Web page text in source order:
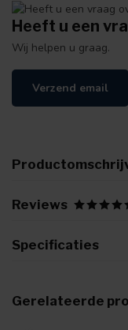
Heeft u een
Wij helpen u graag.
Verzend email
Reviews
Specificaties
Gerelateerde